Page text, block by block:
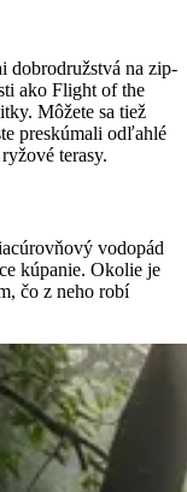
dobrodružstvá na zip-
ako Flight of the
Môžete sa tiež
preskúmali odľahlé
terasy.
vodopád
kúpanie. Okolie je
čo z neho robí